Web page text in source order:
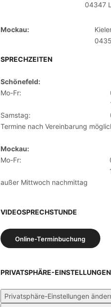
04347
Mockau:
SPRECHZEITEN
Schönefeld:
Mo-Fr:
Samstag:
Termine nach Vereinbarung
Mockau:
Mo-Fr:
außer Mittwoch nachmittag
VIDEOSPRECHSTUNDE
Online-Terminbuchung
PRIVATSPHÄRE-EINSTELLUNGEN
Privatsphäre-Einstellungen